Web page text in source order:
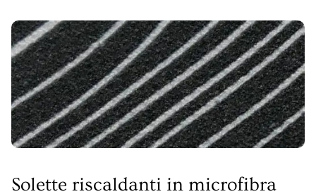
Solette riscaldanti in microfibra